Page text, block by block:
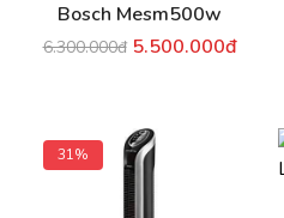
Bosch Mesm500w
6.300.000đ 5.500.000đ
31%